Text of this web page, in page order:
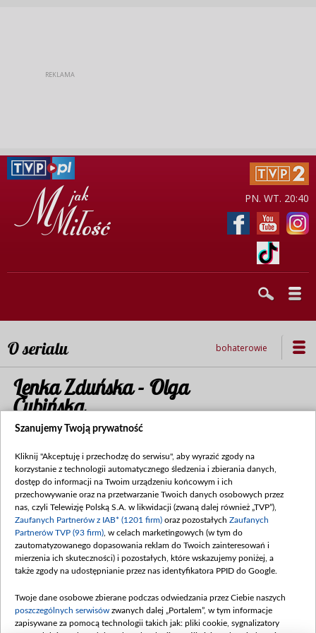
PN. WT. 20:40
O serialu bohaterowie
Lenka Zduńska - Olga
Cybińska
Data publikacji: 2015-09-30
Szanujemy Twoją prywatność
Kliknij "Akceptuję i przechodzę do serwisu", aby wyrazić zgody na
korzystanie z technologii automatycznego śledzenia i zbierania danych,
dostęp do informacji na Twoim urządzeniu końcowym i ich
przechowywanie oraz na przetwarzanie Twoich danych osobowych przez
nas, czyli Telewizję Polską S.A. w likwidacji (zwaną dalej również „TVP”),
Zaufanych Partnerów z IAB* (1201 firm) oraz pozostałych Zaufanych
Partnerów TVP (93 firm) , w celach marketingowych (w tym do
zautomatyzowanego dopasowania reklam do Twoich zainteresowań i
mierzenia ich skuteczności) i pozostałych, które wskazujemy poniżej, a
także zgody na udostępnianie przez nas identyfikatora PPID do Google.
Twoje dane osobowe zbierane podczas odwiedzania przez Ciebie naszych
poszczególnych serwisów zwanych dalej „Portalem”, w tym informacje
zapisywane za pomocą technologii takich jak: pliki cookie, sygnalizatory